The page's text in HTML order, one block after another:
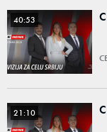
40:53
21:10